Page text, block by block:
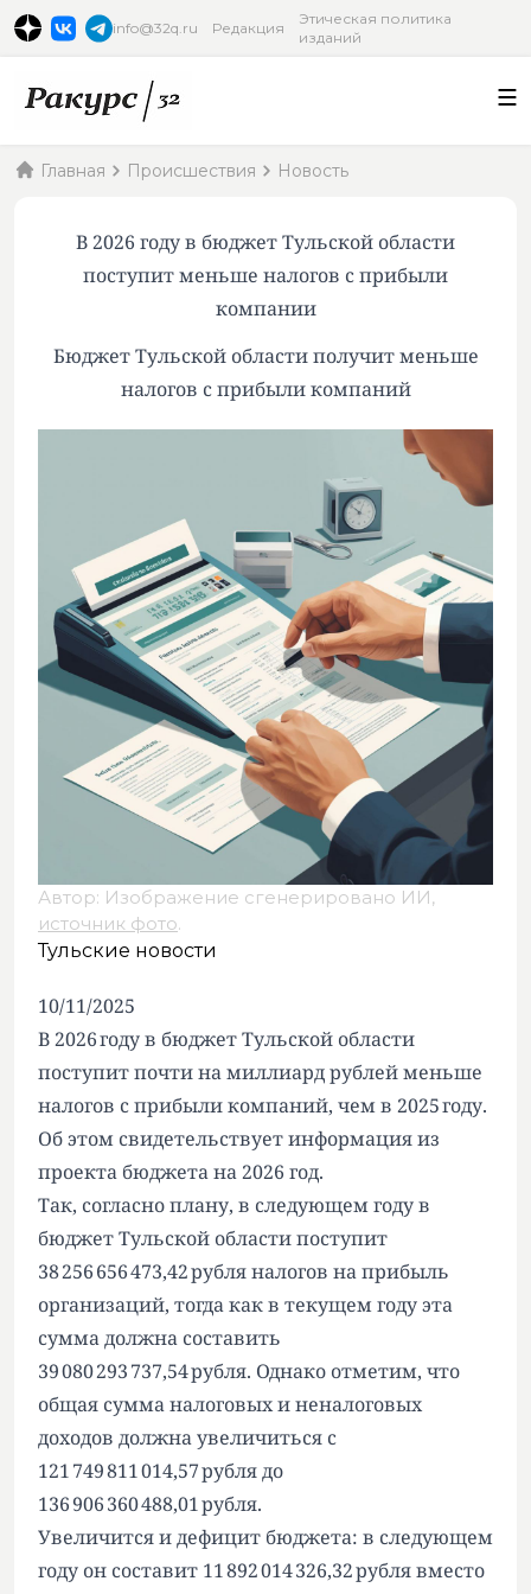
info@32q.ru Редакция
Этическая политика
изданий
Главная Происшествия Новость
В 2026 году в бюджет Тульской области
поступит меньше налогов с прибыли
компании
Бюджет Тульской области получит меньше
налогов с прибыли компаний
Автор: Изображение сгенерировано ИИ,
источник фото.
Тульские новости
10/11/2025
В 2026 году в бюджет Тульской области
поступит почти на миллиард рублей меньше
налогов с прибыли компаний, чем в 2025 году.
Об этом свидетельствует информация из
проекта бюджета на 2026 год.
Так, согласно плану, в следующем году в
бюджет Тульской области поступит
38 256 656 473,42 рубля налогов на прибыль
организаций, тогда как в текущем году эта
сумма должна составить
39 080 293 737,54 рубля. Однако отметим, что
общая сумма налоговых и неналоговых
доходов должна увеличиться с
121 749 811 014,57 рубля до
136 906 360 488,01 рубля.
Увеличится и дефицит бюджета: в следующем
году он составит 11 892 014 326,32 рубля вместо